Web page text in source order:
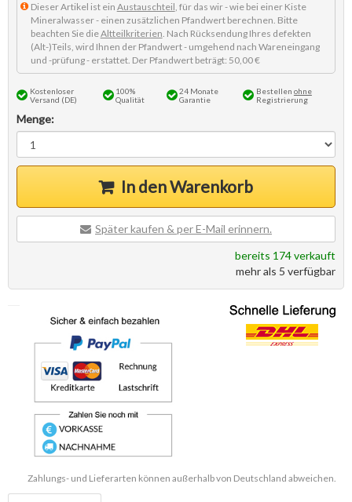
Dieser Artikel ist ein Austauschteil, für das wir - wie bei einer Kiste
Mineralwasser - einen zusätzlichen Pfandwert berechnen. Bitte
beachten Sie dieAltteilkriterien. Nach Rücksendung Ihres defekten
(Alt-)Teils, wird Ihnen der Pfandwert - umgehend nach Wareneingang
und -prüfung - erstattet. Der Pfandwert beträgt: 50,00 €
Kostenloser
Versand (DE)
100%
Qualität
24 Monate
Garantie
Bestellen ohne
Registrierung
Menge:
In den Warenkorb
Später kaufen & per E-Mail erinnern.
bereits 174 verkauft
mehr als 5 verfügbar
Zahlungs- und Lieferarten können außerhalb von Deutschland abweichen.